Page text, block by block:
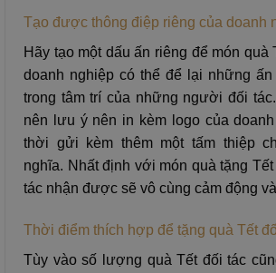
Tạo được thông điệp riêng của doanh
Hãy tạo một dấu ấn riêng để món quà
doanh nghiệp có thể để lại những
trong tâm trí của những người đối
nên lưu ý nên in kèm logo của
thời gửi kèm thêm một tấm thiệp
nghĩa. Nhất định với món quà tặng
tác nhận được sẽ vô cùng cảm động
Thời điểm thích hợp để tặng quà Tết
Tùy vào số lượng quà Tết đối tác